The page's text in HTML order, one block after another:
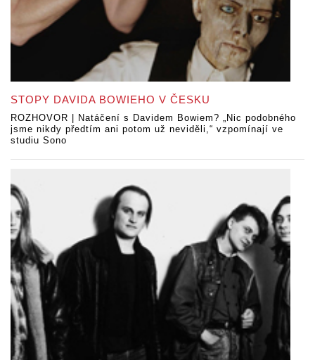
STOPY DAVIDA BOWIEHO V ČESKU
ROZHOVOR | Natáčení s Davidem Bowiem? „Nic podobného
jsme nikdy předtím ani potom už neviděli,“ vzpomínají ve
studiu Sono